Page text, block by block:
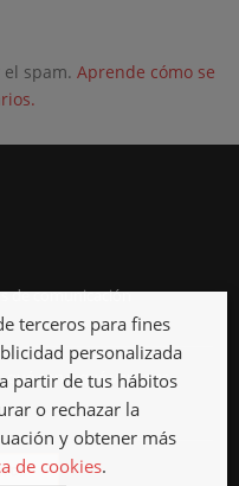
el spam.Aprende cómo se
de comunicación
qué son y qué ventajas
terceros para fines
personalizada
partir de tus hábitos
o rechazar la
y obtener más
de cookies.